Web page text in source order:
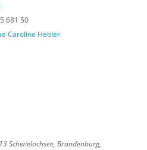
681 50
Schwielochsee, Brandenburg,